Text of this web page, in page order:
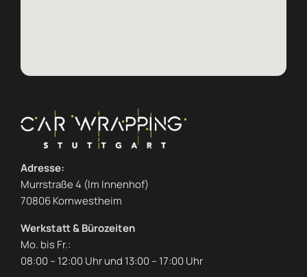
Adresse:
Murrstraße 4 (Im Innenhof)
70806 Kornwestheim
Werkstatt & Bürozeiten
Mo. bis Fr.:
08:00 – 12:00 Uhr und 13:00 – 17:00 Uhr